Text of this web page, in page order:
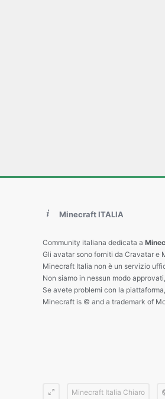
Minecraft ITALIA
Community italiana dedicata a
Gli avatar sono forniti da Cravatar e
Minecraft Italia non è un servizio
Non siamo in nessun modo
Se avete problemi con la
Minecraft is © and a trademark of
Minecraft Italia Chiaro